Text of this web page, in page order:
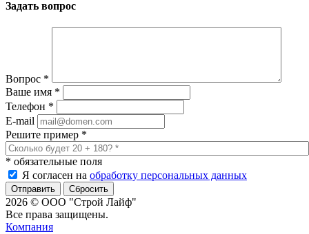
Задать вопрос
Вопрос *
Ваше имя *
Телефон *
E-mail
Решите пример *
* обязательные поля
Я согласен на обработку персональных данных
Сбросить
2026 © ООО "Строй Лайф"
Все права защищены.
Компания